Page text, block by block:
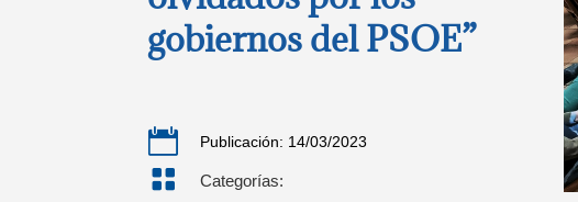
gobiernos del PSOE”
 Publicación: 14/03/2023
 Categorías: